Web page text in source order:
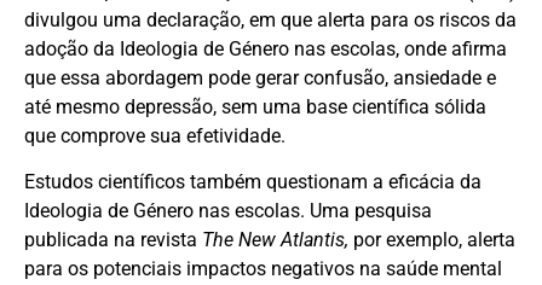
divulgou uma declaração, em que alerta para os riscos da
adoção da Ideologia de Género nas escolas, onde afirma
que essa abordagem pode gerar confusão, ansiedade e
até mesmo depressão, sem uma base científica sólida
que comprove sua efetividade.
Estudos científicos também questionam a eficácia da
Ideologia de Género nas escolas. Uma pesquisa
publicada na revista The New Atlantis, por exemplo, alerta
para os potenciais impactos negativos na saúde mental